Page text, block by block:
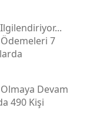
Ödemeleri 7
Devam
490 Kişi